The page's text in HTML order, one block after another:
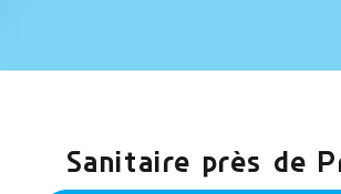
Sanitaire près de